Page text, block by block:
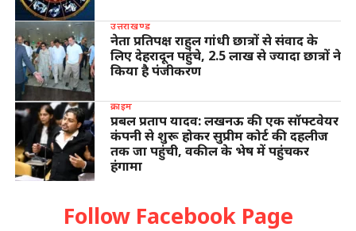
उत्तराखण्ड
नेता प्रतिपक्ष राहुल गांधी छात्रों से संवाद के
लिए देहरादून पहुंचे, 2.5 लाख से ज्यादा छात्रों ने
किया है पंजीकरण
क्राइम
प्रबल प्रताप यादव: लखनऊ की एक सॉफ्टवेयर
कंपनी से शुरू होकर सुप्रीम कोर्ट की दहलीज
तक जा पहुंची, वकील के भेष में पहुंचकर
हंगामा
Follow Facebook Page